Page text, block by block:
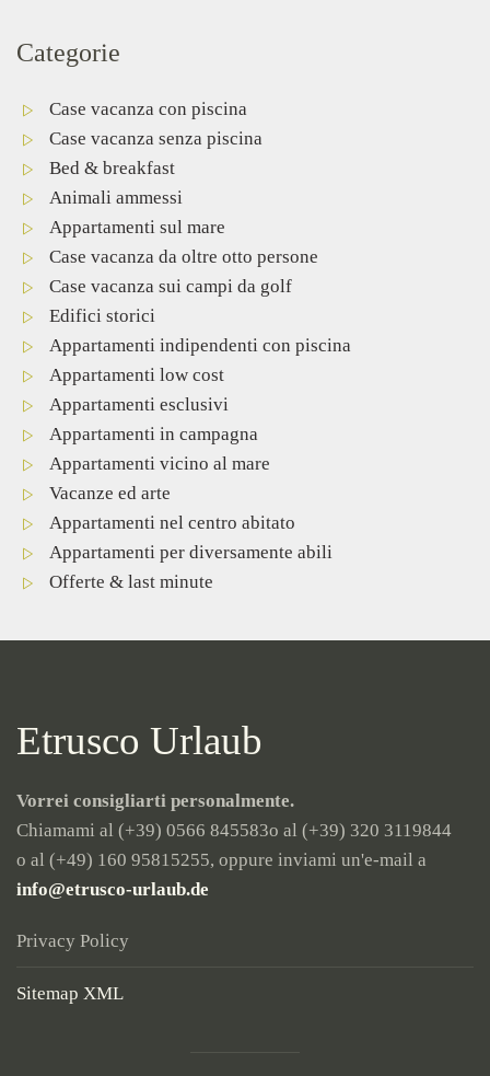
Categorie
Case vacanza con piscina
Case vacanza senza piscina
Bed & breakfast
Animali ammessi
Appartamenti sul mare
Case vacanza da oltre otto persone
Case vacanza sui campi da golf
Edifici storici
Appartamenti indipendenti con piscina
Appartamenti low cost
Appartamenti esclusivi
Appartamenti in campagna
Appartamenti vicino al mare
Vacanze ed arte
Appartamenti nel centro abitato
Appartamenti per diversamente abili
Offerte & last minute
Etrusco Urlaub
Vorrei consigliarti personalmente.
Chiamami al (+39) 0566 845583o al (+39) 320 3119844
o al (+49) 160 95815255, oppure inviami un'e-mail a
info@etrusco-urlaub.de
Privacy Policy
Sitemap XML